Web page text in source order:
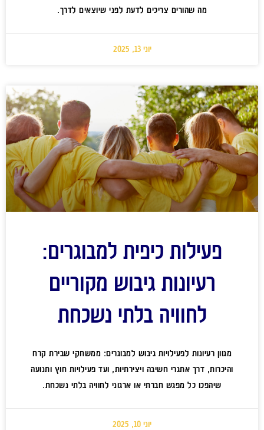
מה שהורים צריכים לדעת לפני שיוצאים לדרך.
יוני 13, 2025
פעילות כיפית למבוגרים:
רעיונות גיבוש מקוריים
לחוויה בלתי נשכחת
מגוון רעיונות לפעילויות גיבוש למבוגרים: ממשחקי שבירת קרח
והיכרות, דרך אתגרי חשיבה ויצירתיות, ועד פעילויות חוץ ותנועה
שיהפכו כל מפגש חברתי או ארגוני לחוויה בלתי נשכחת.
יוני 10, 2025